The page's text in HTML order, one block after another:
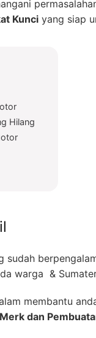
Kunci yang siap
Hilang
warga &
membantu
dan